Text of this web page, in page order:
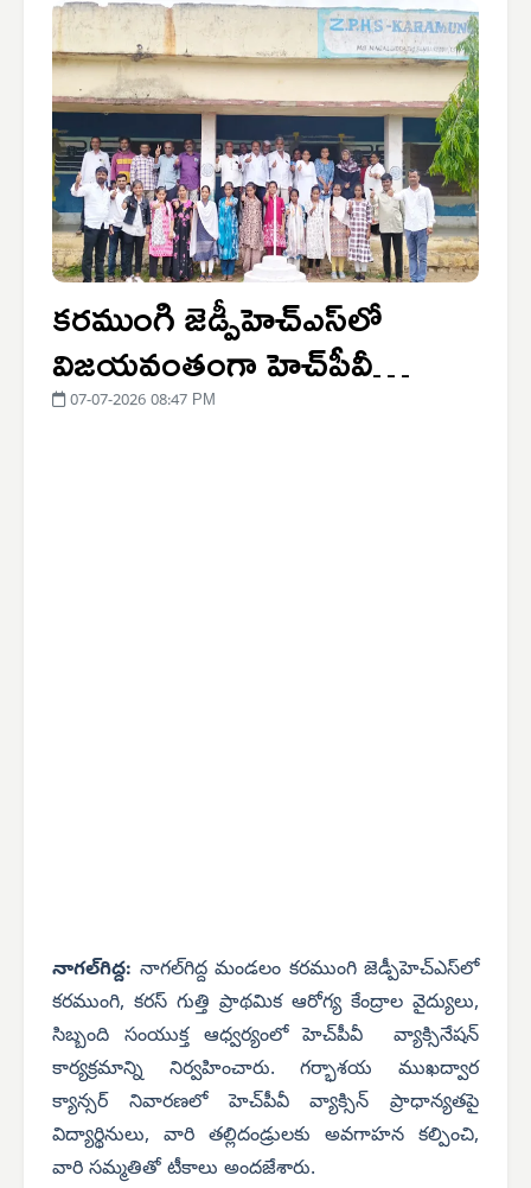
కరముంగి జెడ్పీహెచ్‌ఎస్‌లో
విజయవంతంగా హెచ్‌పీవీ
వ్యాక్సినేషన్ కార్యక్రమం
07-07-2026 08:47 PM
నాగల్‌గిద్ద: నాగల్‌గిద్ద మండలం కరముంగి జెడ్పీహెచ్‌ఎస్‌లో
కరముంగి, కరస్‌ గుత్తి ప్రాథమిక ఆరోగ్య కేంద్రాల వైద్యులు,
సిబ్బంది సంయుక్త ఆధ్వర్యంలో హెచ్‌పీవీ వ్యాక్సినేషన్
కార్యక్రమాన్ని నిర్వహించారు. గర్భాశయ ముఖద్వార
క్యాన్సర్‌ నివారణలో హెచ్‌పీవీ వ్యాక్సిన్‌ ప్రాధాన్యతపై
విద్యార్థినులు, వారి తల్లిదండ్రులకు అవగాహన కల్పించి,
వారి సమ్మతితో టీకాలు అందజేశారు.